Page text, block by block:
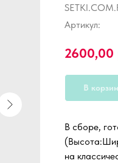
Артикул:
2600,00
В
В сборе,
на